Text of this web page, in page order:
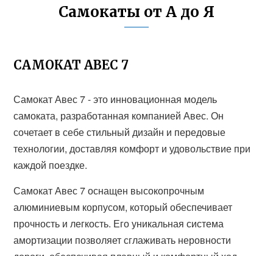
Самокаты от А до Я
САМОКАТ АВЕС 7
Самокат Авес 7 - это инновационная модель
самоката, разработанная компанией Авес. Он
сочетает в себе стильный дизайн и передовые
технологии, доставляя комфорт и удовольствие при
каждой поездке.
Самокат Авес 7 оснащен высокопрочным
алюминиевым корпусом, который обеспечивает
прочность и легкость. Его уникальная система
амортизации позволяет сглаживать неровности